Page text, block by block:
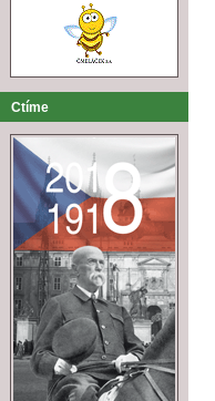
Ctíme